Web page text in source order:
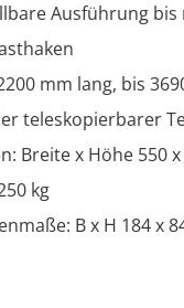
Ausführung bis
mm lang, bis
teleskopierbarer
Breite x Höhe 550
kg
B x H 184 x